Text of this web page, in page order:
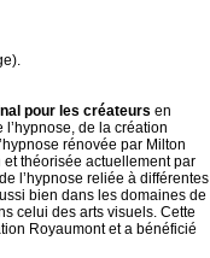
pour les créateurs en
de la création
rénovée par Milton
théorisée actuellement par
l’hypnose reliée à différentes
bien dans les domaines de
celui des arts visuels. Cette
Royaumont et a bénéficié